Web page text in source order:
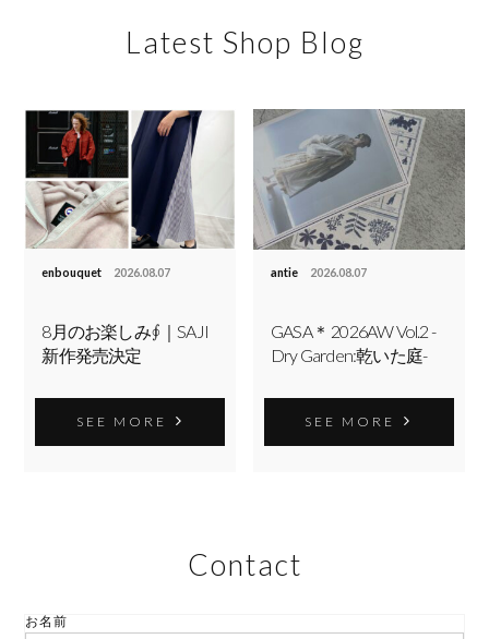
Latest Shop Blog
enbouquet 2026.08.07
8月のお楽しみ∮｜SAJI
新作発売決定
SEE MORE
antie 2026.08.07
GASA＊ 2026AW Vol.2 -
Dry Garden:乾いた庭-
SEE MORE
Contact
お名前